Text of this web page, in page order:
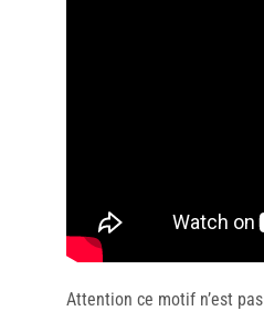
Attention ce motif n’est